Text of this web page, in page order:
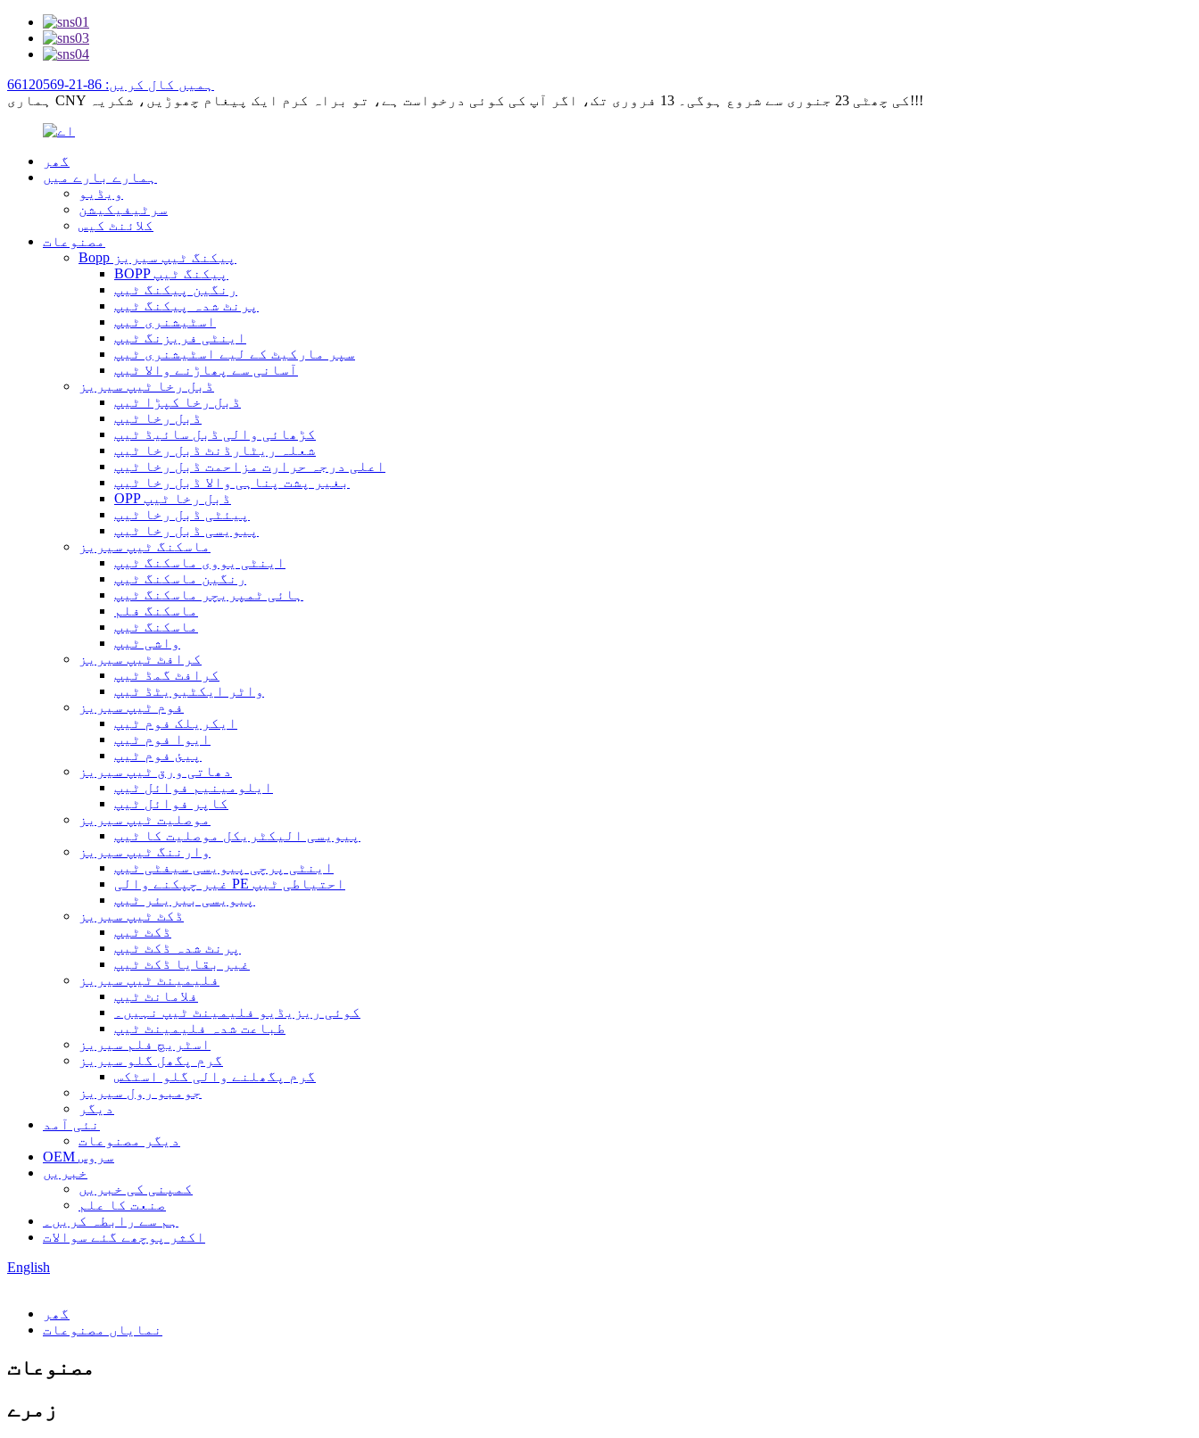
ہمیں کال کریں: 86-21-66120569
ہماری CNY کی چھٹی 23 جنوری سے شروع ہوگی۔ 13 فروری تک، اگر آپ کی کوئی درخواست ہے، تو براہ کرم ایک پیغام چھوڑیں، شکریہ!!!
گھر
ہمارے بارے میں
ویڈیو
سرٹیفیکیشن
کلائنٹ کیس
مصنوعات
Bopp پیکنگ ٹیپ سیریز
BOPP پیکنگ ٹیپ
رنگین پیکنگ ٹیپ
پرنٹ شدہ پیکنگ ٹیپ
اسٹیشنری ٹیپ
اینٹی فریزنگ ٹیپ
سپر مارکیٹ کے لیے اسٹیشنری ٹیپ
آسانی سے پھاڑنے والا ٹیپ
ڈبل رخا ٹیپ سیریز
ڈبل رخا کپڑا ٹیپ
ڈبل رخا ٹیپ
کڑھائی والی ڈبل سائیڈ ٹیپ
شعلہ ریٹارڈنٹ ڈبل رخا ٹیپ
اعلی درجہ حرارت مزاحمت ڈبل رخا ٹیپ
بغیر پشت پناہی والا ڈبل ​​رخا ٹیپ
OPP ڈبل رخا ٹیپ
پیئٹی ڈبل رخا ٹیپ
پیویسی ڈبل رخا ٹیپ
ماسکنگ ٹیپ سیریز
اینٹی یووی ماسکنگ ٹیپ
رنگین ماسکنگ ٹیپ
ہائی ٹمپریچر ماسکنگ ٹیپ
ماسکنگ فلم
ماسکنگ ٹیپ
واشی ٹیپ
کرافٹ ٹیپ سیریز
کرافٹ گمڈ ٹیپ
واٹر ایکٹیویٹڈ ٹیپ
فوم ٹیپ سیریز
ایکریلک فوم ٹیپ
ایوا فوم ٹیپ
پیئ فوم ٹیپ
دھاتی ورق ٹیپ سیریز
ایلومینیم فوائل ٹیپ
کاپر فوائل ٹیپ
موصلیت ٹیپ سیریز
پیویسی الیکٹریکل موصلیت کا ٹیپ
وارننگ ٹیپ سیریز
اینٹی پرچی پیویسی سیفٹی ٹیپ
غیر چپکنے والی PE احتیاطی ٹیپ
پیویسی بیریئر ٹیپ
ڈکٹ ٹیپ سیریز
ڈکٹ ٹیپ
پرنٹ شدہ ڈکٹ ٹیپ
غیر بقایا ڈکٹ ٹیپ
فلیمینٹ ٹیپ سیریز
فلامانٹ ٹیپ
کوئی ریزیڈیو فلیمینٹ ٹیپ نہیں۔
طباعت شدہ فلیمینٹ ٹیپ
اسٹریچ فلم سیریز
گرم پگھل گلو سیریز
گرم پگھلنے والی گلو اسٹکس
جومبو رول سیریز
دیگر
نئی آمد
دیگر مصنوعات
OEM سروس
خبریں
کمپنی کی خبریں
صنعت کا علم
ہم سے رابطہ کریں۔
اکثر پوچھے گئے سوالات
English
گھر
نمایاں مصنوعات
مصنوعات
زمرے